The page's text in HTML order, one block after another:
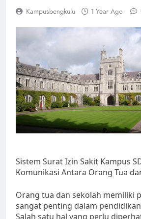
Kampusbengkulu 1 Year Ago
Sistem Surat Izin Sakit Kampus
Komunikasi Antara Orang Tua
Orang tua dan sekolah memiliki
sangat penting dalam
Salah satu hal yang perlu